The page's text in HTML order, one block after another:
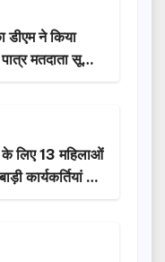
डीएम ने किया
मतदाता सूची
के लिए 13 महिलाओं
कार्यकर्तियां भी